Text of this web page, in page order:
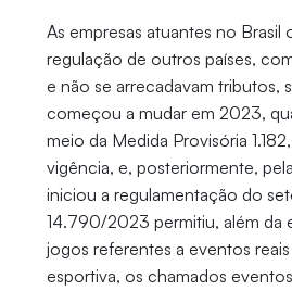
As empresas atuantes no Brasil
regulação de outros países,
e não se arrecadavam tributos,
começou a mudar em 2023,
meio da Medida Provisória
vigência, e, posteriormente,
iniciou a regulamentação do
14.790/2023 permitiu, além da
jogos referentes a eventos
esportiva, os chamados